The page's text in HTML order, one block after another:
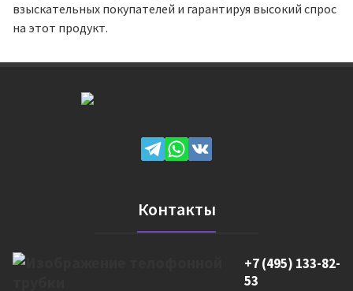
взыскательных покупателей и гарантируя высокий спрос
на этот продукт.
Контакты
+7 (495) 133-82-
53